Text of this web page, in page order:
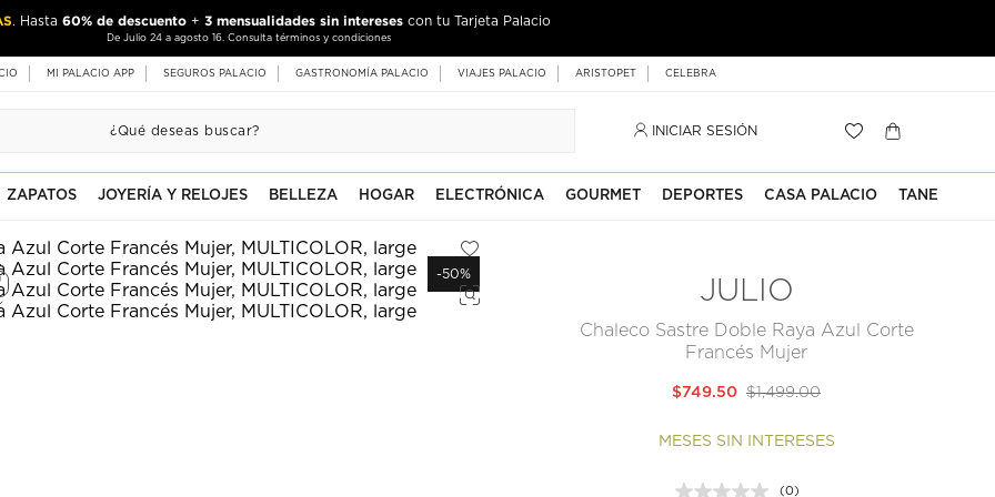
. Hasta 60% de descuento + 3 mensualidades sin intereses con tu Tarjeta Palacio
De Julio 24 a agosto 16. Consulta términos y condiciones
MI PALACIO APP SEGUROS PALACIO GASTRONOMÍA PALACIO VIAJES PALACIO ARISTOPET CELEBRA
INICIAR SESIÓN
ZAPATOS JOYERÍA Y RELOJES BELLEZA HOGAR ELECTRÓNICA GOURMET DEPORTES CASA PALACIO TANE
-50%
JULIO
Chaleco Sastre Doble Raya Azul Corte
Francés Mujer
$1,499.00
$749.50
MESES SIN INTERESES
(0)